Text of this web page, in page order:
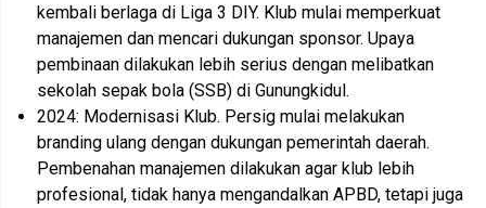
kembali berlaga di Liga 3 DIY. Klub mulai memperkuat
manajemen dan mencari dukungan sponsor. Upaya
pembinaan dilakukan lebih serius dengan melibatkan
sekolah sepak bola (SSB) di Gunungkidul.
2024: Modernisasi Klub. Persig mulai melakukan
branding ulang dengan dukungan pemerintah daerah.
Pembenahan manajemen dilakukan agar klub lebih
profesional, tidak hanya mengandalkan APBD, tetapi juga